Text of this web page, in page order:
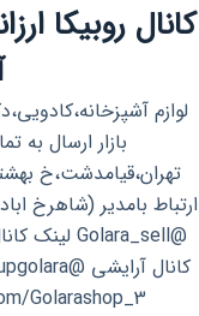
کانال روبیکا
لوازم
بازار ارسال به
Golarashop_3